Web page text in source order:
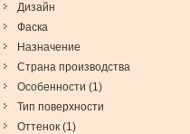
Дизайн
Фаска
Назначение
Страна производства
Особенности (1)
Тип поверхности
Оттенок (1)